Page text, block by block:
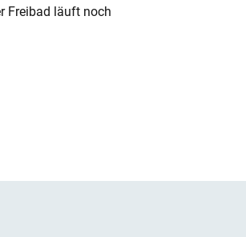
Freibad läuft noch